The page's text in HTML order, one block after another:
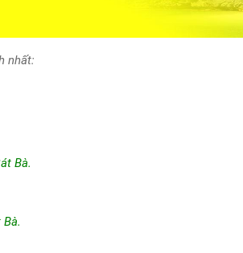
nhất:
Bà.